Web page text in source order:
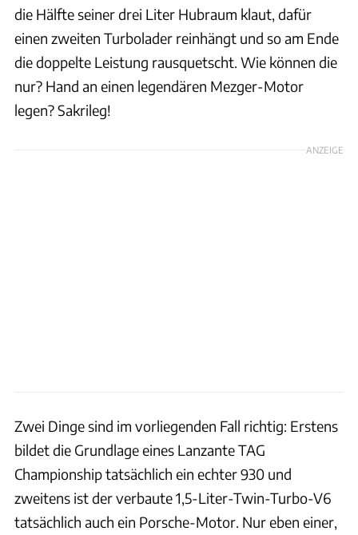
die Hälfte seiner drei Liter Hubraum klaut, dafür
einen zweiten Turbolader reinhängt und so am Ende
die doppelte Leistung rausquetscht. Wie können die
nur? Hand an einen legendären Mezger-Motor
legen? Sakrileg!
ANZEIGE
Zwei Dinge sind im vorliegenden Fall richtig: Erstens
bildet die Grundlage eines Lanzante TAG
Championship tatsächlich ein echter 930 und
zweitens ist der verbaute 1,5-Liter-Twin-Turbo-V6
tatsächlich auch ein Porsche-Motor. Nur eben einer,